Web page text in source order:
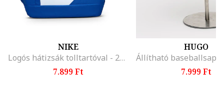
NIKE
Logós hátizsák tolltartóval - 20 l, Fehér/Királykék
7.899 Ft
HUGO
7.999 Ft